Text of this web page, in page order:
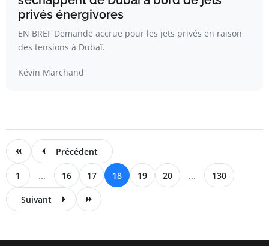
privés énergivores
EN BREF Demande accrue pour les jets privés en raison
des tensions à Dubaï.
Kévin Marchand
Précédent
1 ... 16 17 18 19 20 ... 130
Suivant